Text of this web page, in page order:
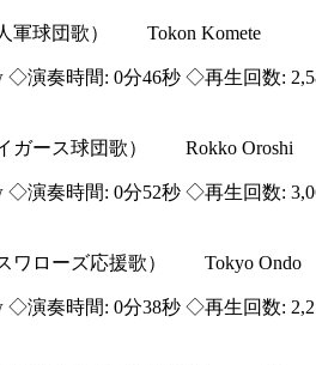
軍球団歌） Tokon Komete
◇演奏時間: 0分46秒 ◇再生回数:
ガース球団歌） Rokko Oroshi
◇演奏時間: 0分52秒 ◇再生回数:
ワローズ応援歌） Tokyo Ondo
◇演奏時間: 0分38秒 ◇再生回数: